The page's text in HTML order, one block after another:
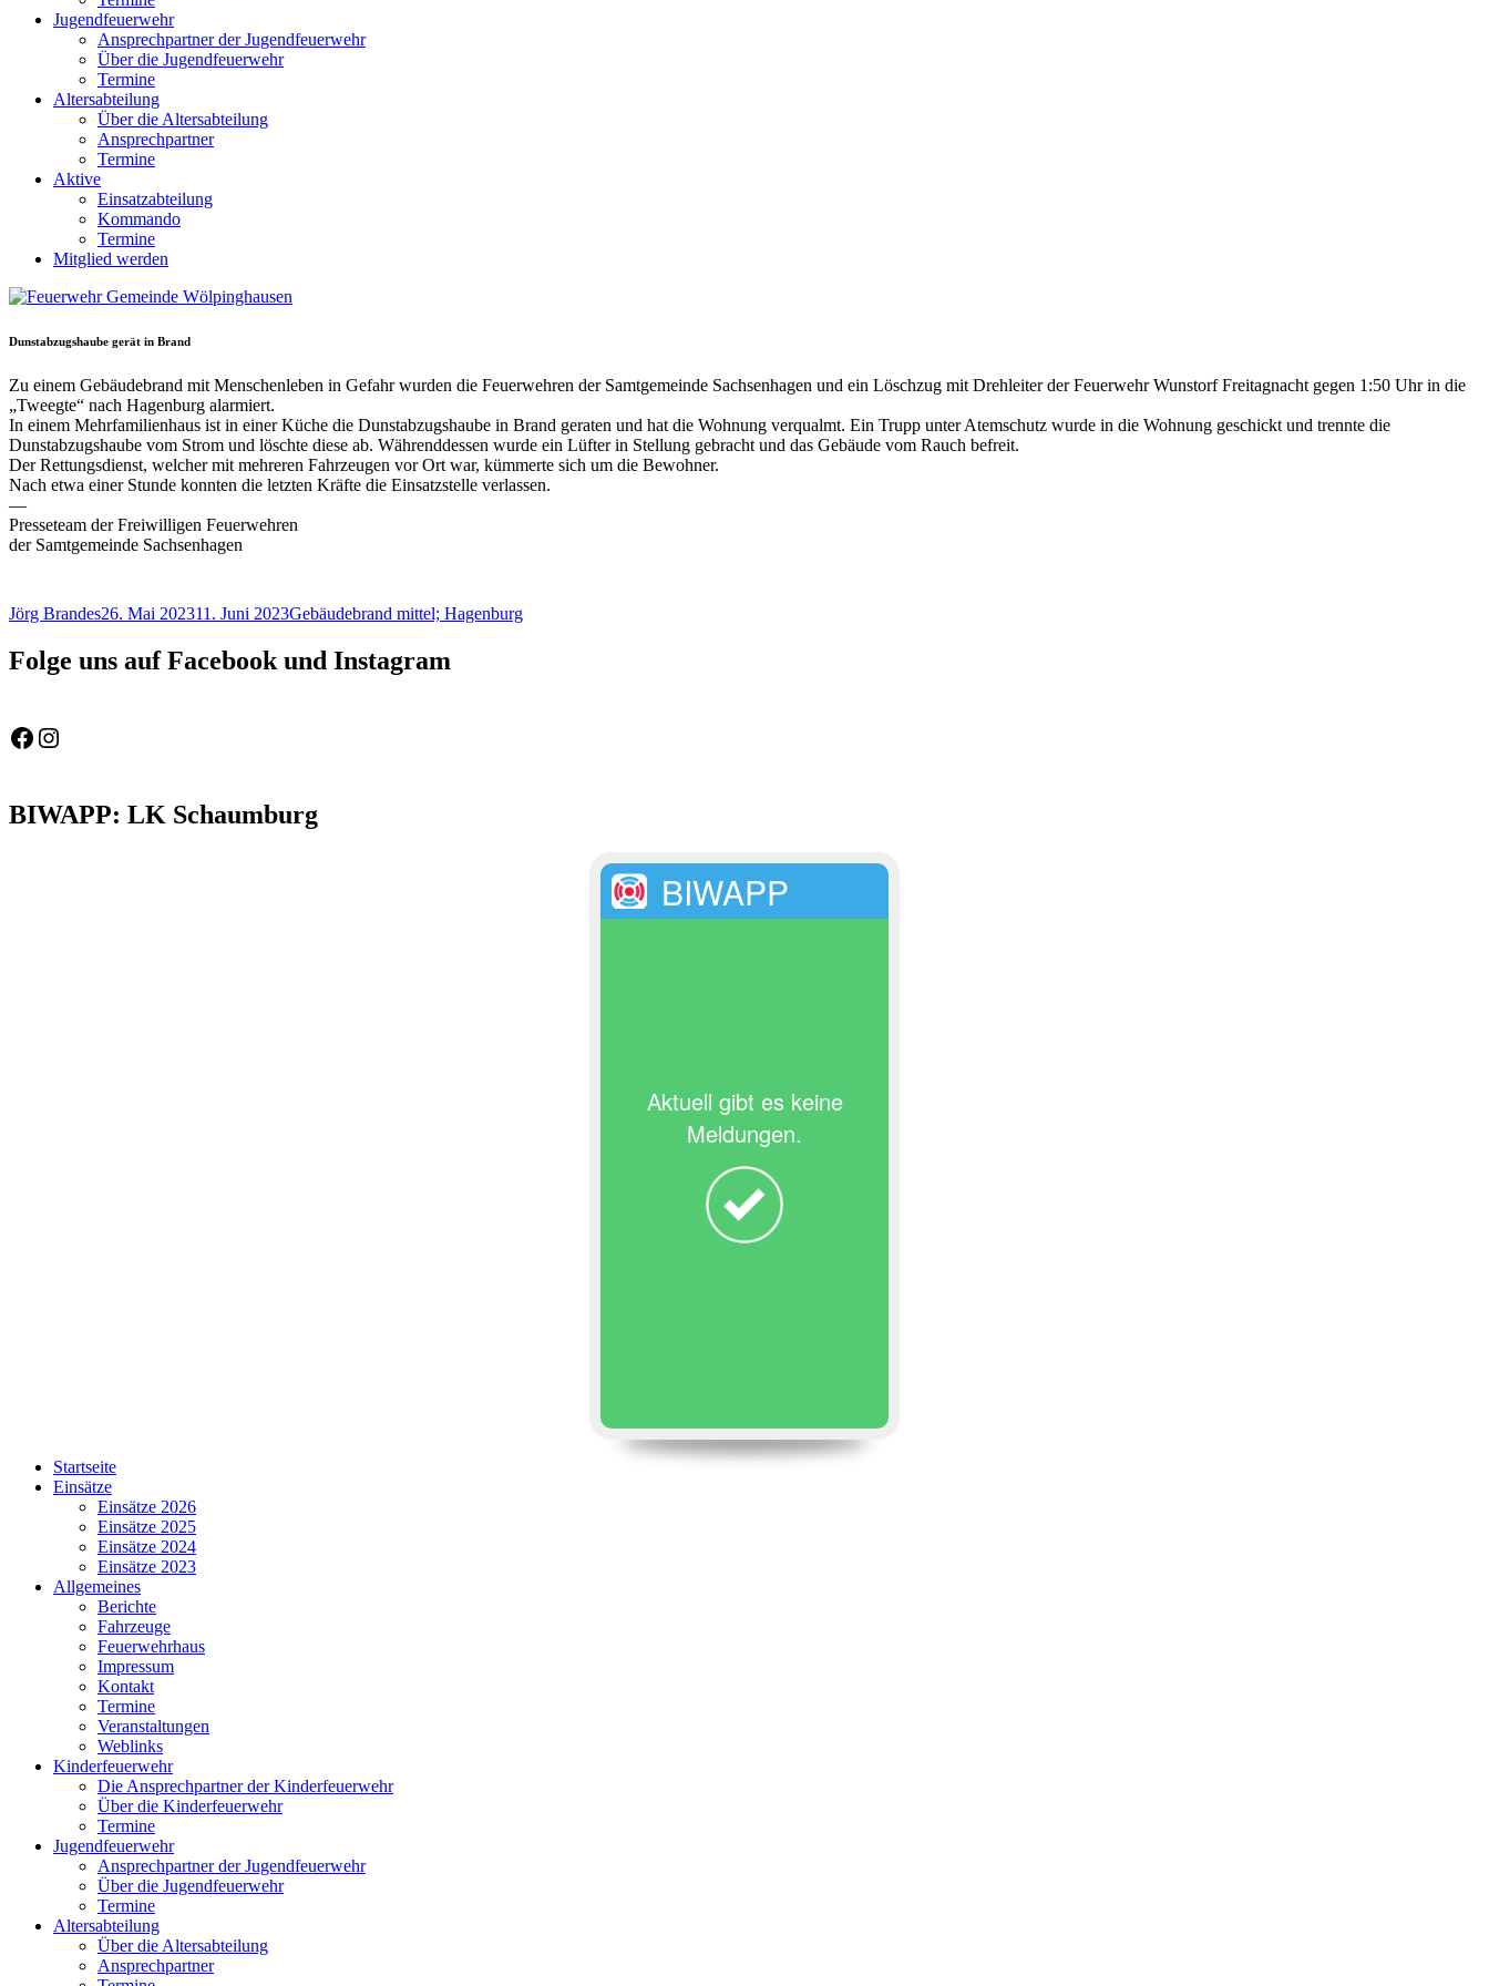
Jugendfeuerwehr
Ansprechpartner der Jugendfeuerwehr
Über die Jugendfeuerwehr
Termine
Altersabteilung
Über die Altersabteilung
Ansprechpartner
Termine
Aktive
Einsatzabteilung
Kommando
Termine
Mitglied werden
Dunstabzugshaube gerät in Brand
Zu einem Gebäudebrand mit Menschenleben in Gefahr wurden die Feuerwehren der Samtgemeinde Sachsenhagen und ein Löschzug mit Drehleiter der Feuerwehr Wunstorf Freitagnacht gegen 1:50 Uhr in die
„Tweegte“ nach Hagenburg alarmiert.
In einem Mehrfamilienhaus ist in einer Küche die Dunstabzugshaube in Brand geraten und hat die Wohnung verqualmt. Ein Trupp unter Atemschutz wurde in die Wohnung geschickt und trennte die
Dunstabzugshaube vom Strom und löschte diese ab. Währenddessen wurde ein Lüfter in Stellung gebracht und das Gebäude vom Rauch befreit.
Der Rettungsdienst, welcher mit mehreren Fahrzeugen vor Ort war, kümmerte sich um die Bewohner.
Nach etwa einer Stunde konnten die letzten Kräfte die Einsatzstelle verlassen.
—
Presseteam der Freiwilligen Feuerwehren
der Samtgemeinde Sachsenhagen
Autor
Jörg BrandesVeröffentlicht
26. Mai 202311. Juni 2023Schlagwörter
Gebäudebrand mittel; Hagenburg
Folge uns auf Facebook und Instagram
Feuerwehr Gemeinde Wölpinghausen
fw_gemeinde_woelpinghausen
BIWAPP: LK Schaumburg
BIWAPP
Aktuell gibt es keine
Meldungen.
Startseite
Einsätze
Einsätze 2026
Einsätze 2025
Einsätze 2024
Einsätze 2023
Allgemeines
Berichte
Fahrzeuge
Feuerwehrhaus
Impressum
Kontakt
Termine
Veranstaltungen
Weblinks
Kinderfeuerwehr
Die Ansprechpartner der Kinderfeuerwehr
Über die Kinderfeuerwehr
Termine
Jugendfeuerwehr
Ansprechpartner der Jugendfeuerwehr
Über die Jugendfeuerwehr
Termine
Altersabteilung
Über die Altersabteilung
Ansprechpartner